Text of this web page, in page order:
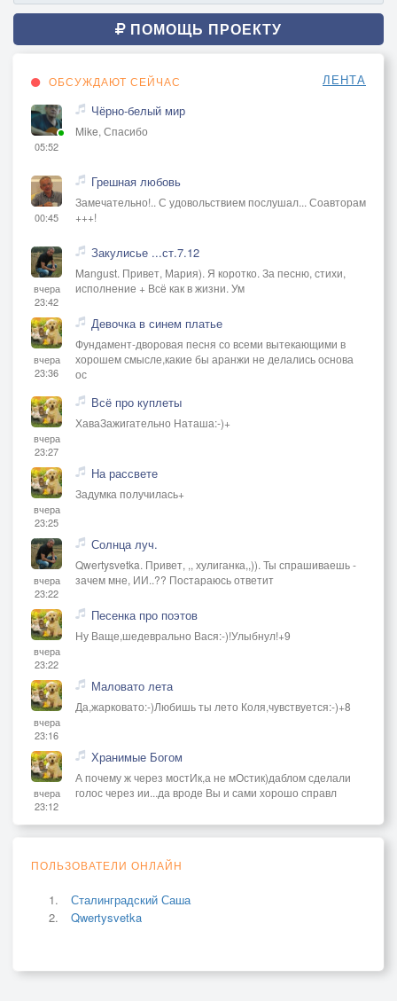
ПОМОЩЬ ПРОЕКТУ
ОБСУЖДАЮТ СЕЙЧАС ЛЕНТА
05:52
Чёрно-белый мир
Mike, Спасибо
00:45
Грешная любовь
Замечательно!.. С удовольствием послушал... Соавторам
+++!
вчера
23:42
Закулисье ...ст.7.12
Mangust. Привет, Мария). Я коротко. За песню, стихи,
исполнение + Всё как в жизни. Ум
вчера
23:36
Девочка в синем платье
Фундамент-дворовая песня со всеми вытекающими в
хорошем смысле,какие бы аранжи не делались основа
ос
вчера
23:27
Всё про куплеты
ХаваЗажигательно Наташа:-)+
вчера
23:25
На рассвете
Задумка получилась+
вчера
23:22
Солнца луч.
Qwertysvetka. Привет, ,, хулиганка,,)). Ты спрашиваешь -
зачем мне, ИИ..?? Постараюсь ответит
вчера
23:22
Песенка про поэтов
Ну Ваще,шедеврально Вася:-)!Улыбнул!+9
вчера
23:16
Маловато лета
Да,жарковато:-)Любишь ты лето Коля,чувствуется:-)+8
вчера
23:12
Хранимые Богом
А почему ж через мостИк,а не мОстик)даблом сделали
голос через ии...да вроде Вы и сами хорошо справл
ПОЛЬЗОВАТЕЛИ ОНЛАЙН
Сталинградский Саша
Qwertysvetka